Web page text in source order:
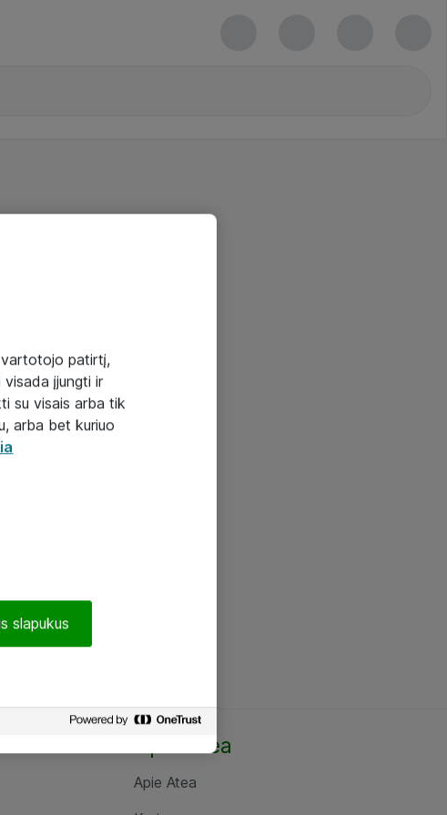
Apie Atea
Apie Atea
vartotojo patirtį,
visada įjungti ir
su visais arba tik
arba bet kuriuo
slapukus